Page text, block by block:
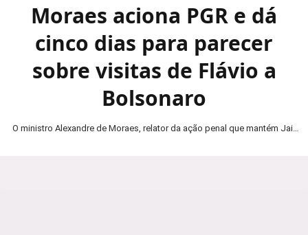
Moraes aciona PGR e dá
cinco dias para parecer
sobre visitas de Flávio a
Bolsonaro
O ministro Alexandre de Moraes, relator da ação penal que mantém Jair